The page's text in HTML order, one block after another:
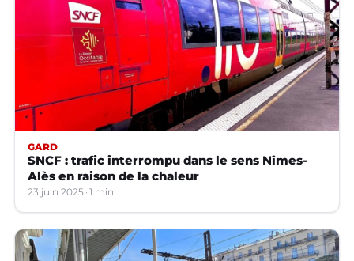
GARD
SNCF : trafic interrompu dans le sens Nîmes-
Alès en raison de la chaleur
23 juin 2025 1 min